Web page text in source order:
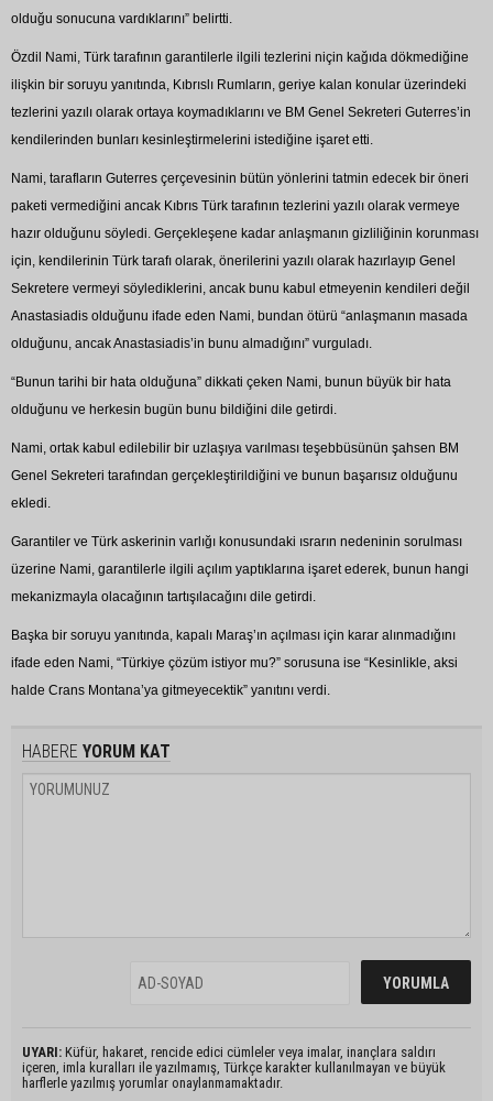
olduğu sonucuna vardıklarını” belirtti.
Özdil Nami, Türk tarafının garantilerle ilgili tezlerini niçin kağıda dökmediğine
ilişkin bir soruyu yanıtında, Kıbrıslı Rumların, geriye kalan konular üzerindeki
tezlerini yazılı olarak ortaya koymadıklarını ve BM Genel Sekreteri Guterres’in
kendilerinden bunları kesinleştirmelerini istediğine işaret etti.
Nami, tarafların Guterres çerçevesinin bütün yönlerini tatmin edecek bir öneri
paketi vermediğini ancak Kıbrıs Türk tarafının tezlerini yazılı olarak vermeye
hazır olduğunu söyledi. Gerçekleşene kadar anlaşmanın gizliliğinin korunması
için, kendilerinin Türk tarafı olarak, önerilerini yazılı olarak hazırlayıp Genel
Sekretere vermeyi söylediklerini, ancak bunu kabul etmeyenin kendileri değil
Anastasiadis olduğunu ifade eden Nami, bundan ötürü “anlaşmanın masada
olduğunu, ancak Anastasiadis’in bunu almadığını” vurguladı.
“Bunun tarihi bir hata olduğuna” dikkati çeken Nami, bunun büyük bir hata
olduğunu ve herkesin bugün bunu bildiğini dile getirdi.
Nami, ortak kabul edilebilir bir uzlaşıya varılması teşebbüsünün şahsen BM
Genel Sekreteri tarafından gerçekleştirildiğini ve bunun başarısız olduğunu
ekledi.
Garantiler ve Türk askerinin varlığı konusundaki ısrarın nedeninin sorulması
üzerine Nami, garantilerle ilgili açılım yaptıklarına işaret ederek, bunun hangi
mekanizmayla olacağının tartışılacağını dile getirdi.
Başka bir soruyu yanıtında, kapalı Maraş’ın açılması için karar alınmadığını
ifade eden Nami, “Türkiye çözüm istiyor mu?” sorusuna ise “Kesinlikle, aksi
halde Crans Montana’ya gitmeyecektik” yanıtını verdi.
HABERE YORUM KAT
UYARI: Küfür, hakaret, rencide edici cümleler veya imalar, inançlara saldırı
içeren, imla kuralları ile yazılmamış, Türkçe karakter kullanılmayan ve büyük
harflerle yazılmış yorumlar onaylanmamaktadır.